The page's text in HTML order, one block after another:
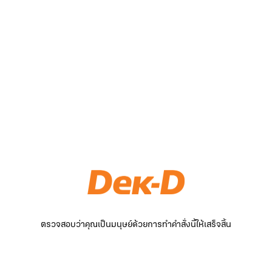
ตรวจสอบว่าคุณเป็นมนุษย์ด้วยการทำคำสั่งนี้ให้เสร็จสิ้น